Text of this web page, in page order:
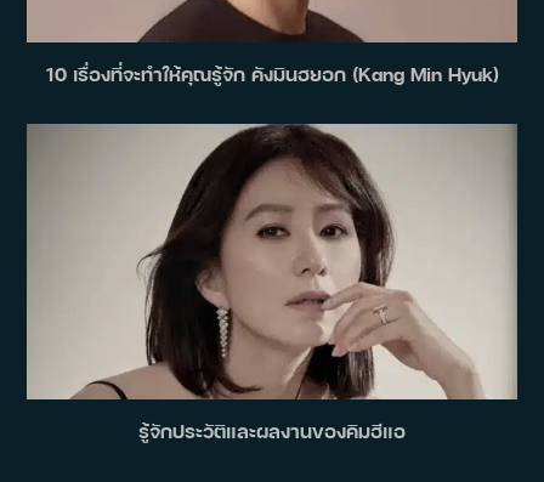
10 เรื่องที่จะทำให้คุณรู้จัก คังมินฮยอก (Kang Min Hyuk)
รู้จักประวัติและผลงานของคิมฮีแอ